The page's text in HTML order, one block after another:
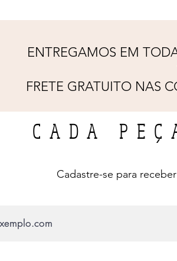
ENTREGAMOS EM
FRETE GRATUITO NAS
CADA
Cadastre-se para